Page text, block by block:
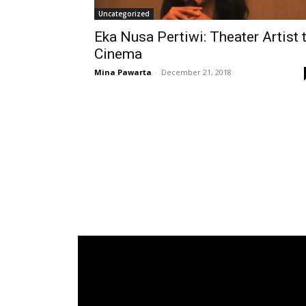
Uncategorized
Eka Nusa Pertiwi: Theater Artist
Cinema
Mina Pawarta - December 21, 2018